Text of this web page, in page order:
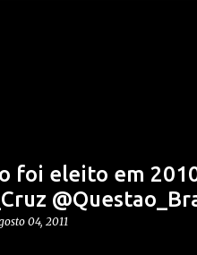
foi eleito em
04, 2011